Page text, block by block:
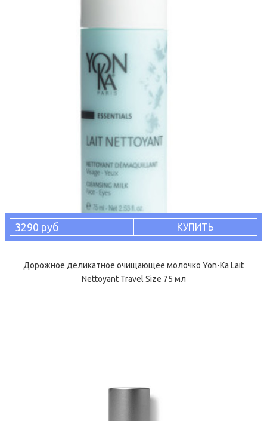
3290 руб КУПИТЬ
Дорожное деликатное очищающее молочко Yon-Ka Lait
Nettoyant Travel Size 75 мл